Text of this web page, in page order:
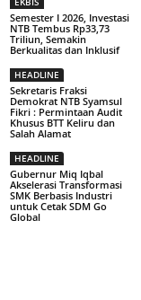
Semester I 2026, Investasi
NTB Tembus Rp33,73
Triliun, Semakin
Berkualitas dan Inklusif
HEADLINE
Sekretaris Fraksi
Demokrat NTB Syamsul
Fikri : Permintaan Audit
Khusus BTT Keliru dan
Salah Alamat
HEADLINE
Gubernur Miq Iqbal
Akselerasi Transformasi
SMK Berbasis Industri
untuk Cetak SDM Go
Global